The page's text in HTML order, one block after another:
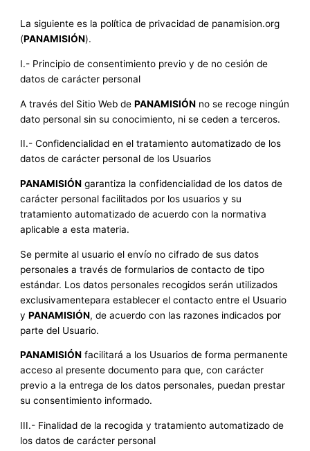
La siguiente es la política de privacidad de panamision.org
(PANAMISIÓN).
I.- Principio de consentimiento previo y de no cesión de
datos de carácter personal
A través del Sitio Web dePANAMISIÓN no se recoge ningún
dato personal sin su conocimiento, ni se ceden a terceros.
II.- Confidencialidad en el tratamiento automatizado de los
datos de carácter personal de los Usuarios
PANAMISIÓN garantiza la confidencialidad de los datos de
carácter personal facilitados por los usuarios y su
tratamiento automatizado de acuerdo con la normativa
aplicable a esta materia.
Se permite al usuario el envío no cifrado de sus datos
personales a través de formularios de contacto de tipo
estándar. Los datos personales recogidos serán utilizados
exclusivamentepara establecer el contacto entre el Usuario
yPANAMISIÓN, de acuerdo con las razones indicados por
parte del Usuario.
PANAMISIÓN facilitará a los Usuarios de forma permanente
acceso al presente documento para que, con carácter
previo a la entrega de los datos personales, puedan prestar
su consentimiento informado.
III.- Finalidad de la recogida y tratamiento automatizado de
los datos de carácter personal